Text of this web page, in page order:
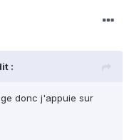
:
donc j'appuie sur